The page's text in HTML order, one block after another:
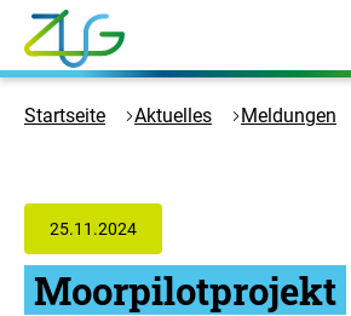
Zum
Hauptinhalt
springen
Logo
Zukunft
Zur
Startseite
Startseite Aktuelles Meldungen
25.11.2024
Moorpilotprojekt